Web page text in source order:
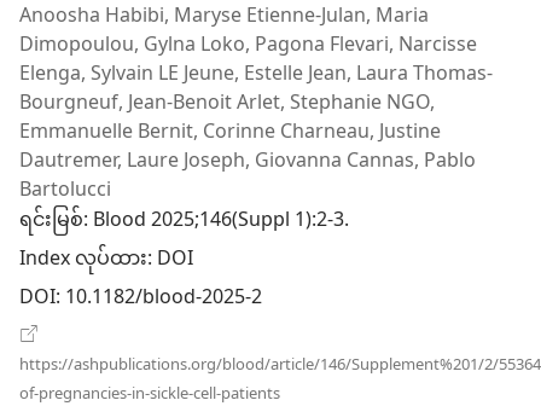
အသစ်
ဖွ
င့်
နေ
Anoosha Habibi, Maryse Etienne-Julan, Maria
Dimopoulou, Gylna Loko, Pagona Flevari, Narcisse
Elenga, Sylvain LE Jeune, Estelle Jean, Laura Thomas-
Bourgneuf, Jean-Benoit Arlet, Stephanie NGO,
Emmanuelle Bernit, Corinne Charneau, Justine
Dautremer, Laure Joseph, Giovanna Cannas, Pablo
Bartolucci
ရင်းမြစ်‎: Blood 2025;146(Suppl 1):2-3.
Index လုပ်ထား‎: DOI
DOI‎: 10.1182/blood-2025-2
https://ashpublications.org/blood/article/146/Supplement%201/2/
of-pregnancies-in-sickle-cell-patients